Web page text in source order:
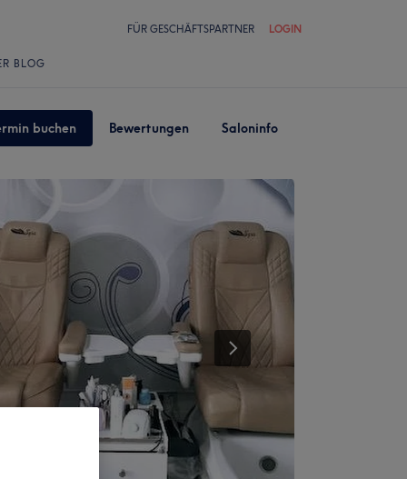
FÜR GESCHÄFTSPARTNER LOGIN
BLOG
buchen Bewertungen Saloninfo